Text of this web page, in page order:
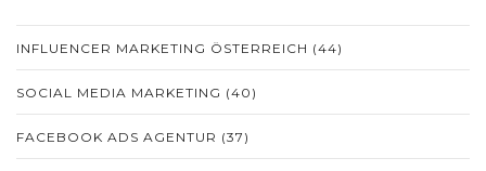
INFLUENCER MARKETING ÖSTERREICH (44)
SOCIAL MEDIA MARKETING (40)
FACEBOOK ADS AGENTUR (37)